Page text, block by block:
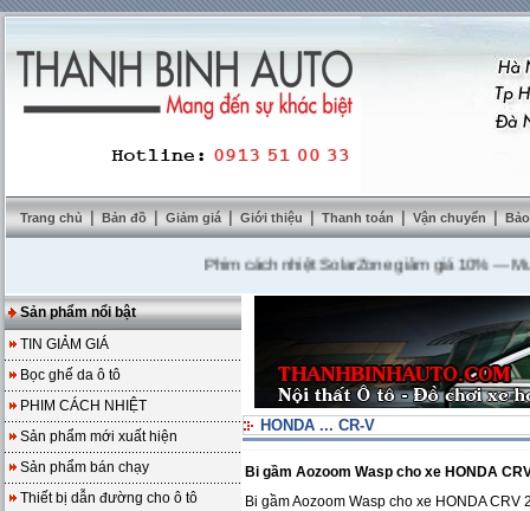
Trang chủ | Bản đồ | Giảm giá | Giới thiệu | Thanh toán | Vận chuyển |
Phim cách nhiệt SolarZone giảm giá 10%---Mua
Sản phẩm nổi bật
TIN GIẢM GIÁ
Bọc ghế da ô tô
PHIM CÁCH NHIỆT
Sản phẩm mới xuất hiện
Sản phẩm bán chạy
Thiết bị dẫn đường cho ô tô
HONDA ... CR-V
Bi gầm Aozoom Wasp cho xe HONDA
Bi gầm Aozoom Wasp cho xe HONDA CRV